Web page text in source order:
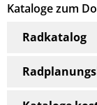
Kataloge zum
Radkatalog